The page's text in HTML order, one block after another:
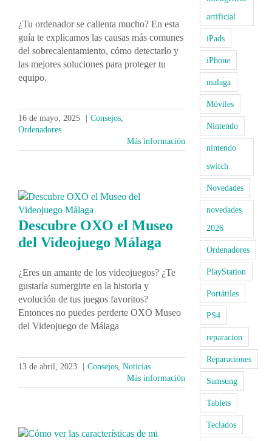
¿Tu ordenador se calienta mucho? En esta
guía te explicamos las causas más comunes
del sobrecalentamiento, cómo detectarlo y
las mejores soluciones para proteger tu
equipo.
16 de mayo, 2025 Consejos,
Ordenadores
Más información
Descubre OXO el Museo
del Videojuego Málaga
¿Eres un amante de los videojuegos? ¿Te
gustaría sumergirte en la historia y
evolución de tus juegos favoritos?
Entonces no puedes perderte OXO Museo
del Videojuego de Málaga
13 de abril, 2023 Consejos, Noticias
Más información
artificial
iPads
iPhone
malaga
Móviles
Nintendo
nintendo
switch
Novedades
novedades
2026
Ordenadores
PlayStation
Portátiles
PS4
reparacion
Reparaciones
Samsung
Tablets
Teclados